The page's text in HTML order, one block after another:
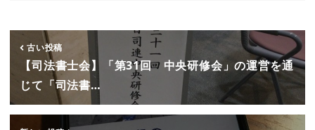
古い投稿
【司法書士会】「第31回 中央研修会」の運営を通
じて「司法書…